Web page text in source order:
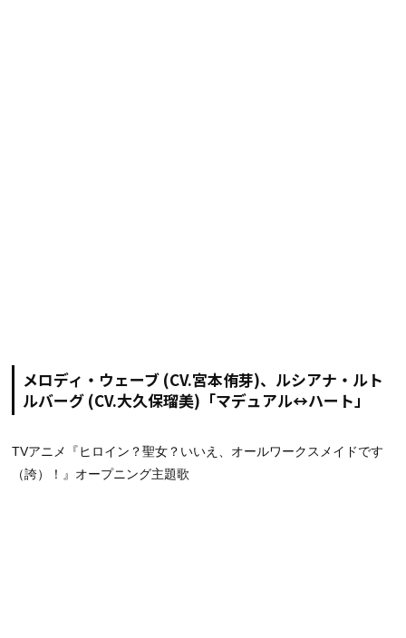
メロディ・ウェーブ (CV.宮本侑芽)、ルシアナ・ルト
ルバーグ (CV.大久保瑠美)「マデュアル↔ハート」
TVアニメ『ヒロイン？聖女？いいえ、オールワークスメイドです
（誇）！』オープニング主題歌